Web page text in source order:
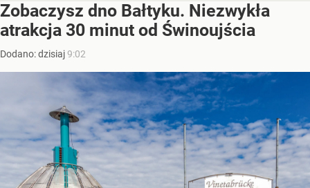
Zobaczysz dno Bałtyku. Niezwykła
atrakcja 30 minut od Świnoujścia
Dodano:dzisiaj9:02